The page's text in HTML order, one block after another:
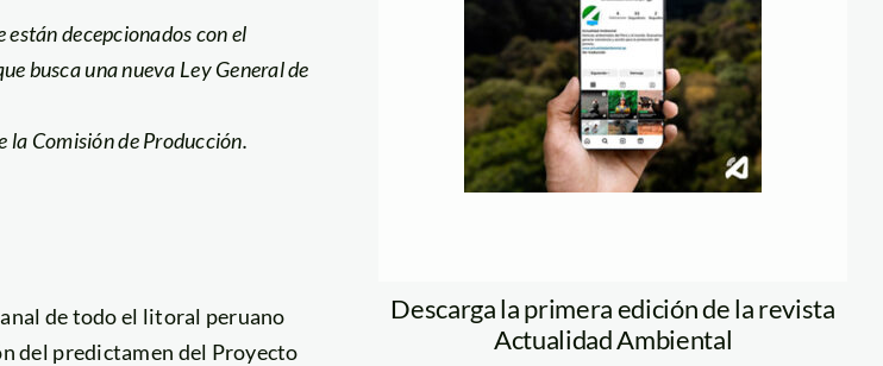
están decepcionados con el
busca una nueva Ley General de
la Comisión de Producción.
de todo el litoral peruano
del predictamen del Proyecto
Descarga la primera edición de la revista
Actualidad Ambiental